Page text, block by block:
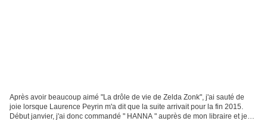
Après avoir beaucoup aimé "La drôle de vie de Zelda Zonk", j'ai sauté de
joie lorsque Laurence Peyrin m'a dit que la suite arrivait pour la fin 2015.
Début janvier, j'ai donc commandé " HANNA " auprès de mon libraire et je